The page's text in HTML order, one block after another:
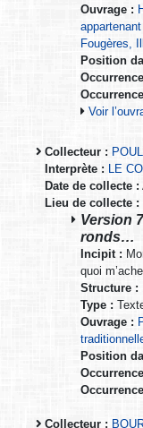
Ouvrage :
Fougères,
Position
Voir
Collecteur :
Interprète : LE
Date de collecte :
Lieu de collecte :
Version
ronds…
Incipit :
quoi
Structure :
Type :
Ouvrage :
Position
Collecteur :